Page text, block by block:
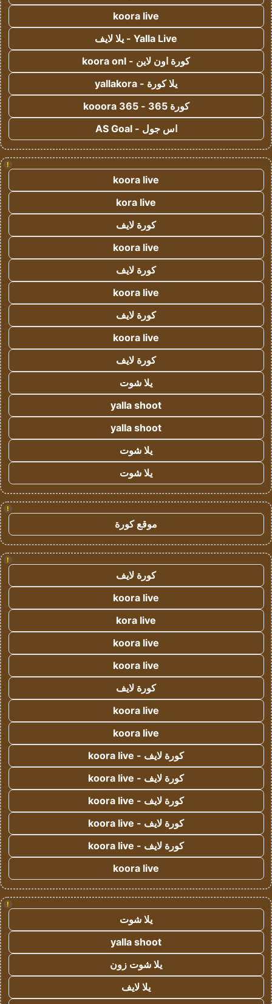
koora live
Yalla Live - يلا لايف
كورة اون لاين - koora onl
يلا كورة - yallakora
كورة 365 - kooora 365
اس جول - AS Goal
!
koora live
kora live
كورة لايف
koora live
كورة لايف
koora live
كورة لايف
koora live
كورة لايف
يلا شوت
yalla shoot
yalla shoot
يلا شوت
يلا شوت
!
موقع كورة
!
كورة لايف
koora live
kora live
koora live
koora live
كورة لايف
koora live
koora live
كورة لايف - koora live
كورة لايف - koora live
كورة لايف - koora live
كورة لايف - koora live
كورة لايف - koora live
koora live
!
يلا شوت
yalla shoot
يلا شوت زون
يلا لايف